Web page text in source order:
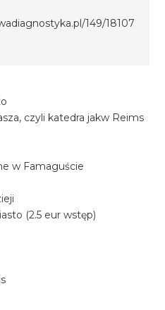
149/18107
czyli katedra jakw Reims
w Famaguście
(2.5 eur wstęp)